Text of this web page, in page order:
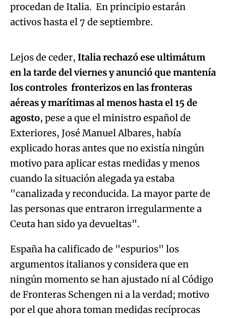
procedan de Italia. En principio estarán
activos hasta el 7 de septiembre.
Algo salió mal.
An error occurred, please try again later.
Try again
Lejos de ceder, Italia rechazó ese ultimátum
en la tarde del viernes y anunció que mantenía
los controles fronterizos en las fronteras
aéreas y marítimas al menos hasta el 15 de
agosto, pese a que el ministro español de
Exteriores, José Manuel Albares, había
explicado horas antes que no existía ningún
motivo para aplicar estas medidas y menos
cuando la situación alegada ya estaba
"canalizada y reconducida. La mayor parte de
las personas que entraron irregularmente a
Ceuta han sido ya devueltas".
España ha calificado de "espurios" los
argumentos italianos y considera que en
ningún momento se han ajustado ni al Código
de Fronteras Schengen ni a la verdad; motivo
por el que ahora toman medidas recíprocas